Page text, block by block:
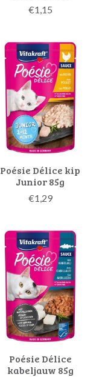
€1,15
Poésie Délice kip
Junior 85g
€1,29
Poésie Délice
kabeljauw 85g